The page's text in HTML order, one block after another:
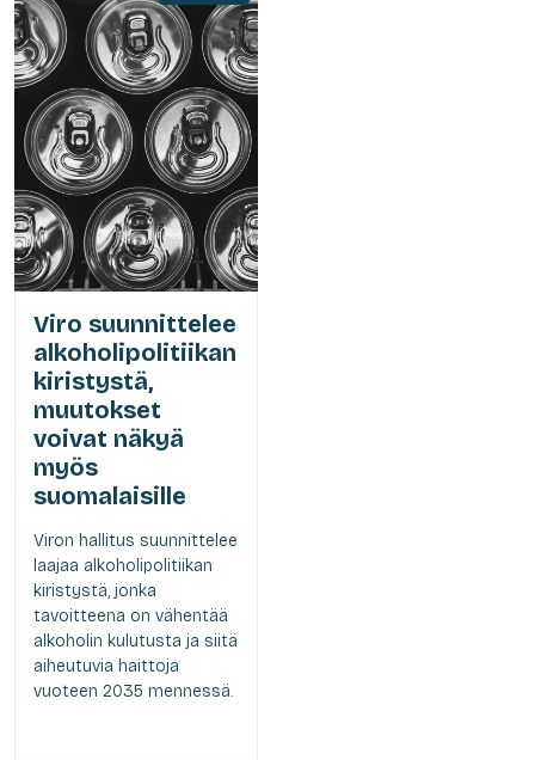
Viro suunnittelee
alkoholipolitiikan
kiristystä,
muutokset
voivat näkyä
myös
suomalaisille
Viron hallitus suunnittelee
laajaa alkoholipolitiikan
kiristystä, jonka
tavoitteena on vähentää
alkoholin kulutusta ja siitä
aiheutuvia haittoja
vuoteen 2035 mennessä.